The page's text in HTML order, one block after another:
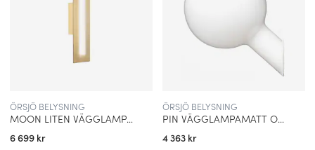
ÖRSJÖ BELYSNING
MOON LITEN VÄGGLAMPA BORSTAD MÄSSING IP44
6 699 kr
ÖRSJÖ BELYSNING
PIN VÄGGLAMPAMATT OPALGLAS
4 363 kr